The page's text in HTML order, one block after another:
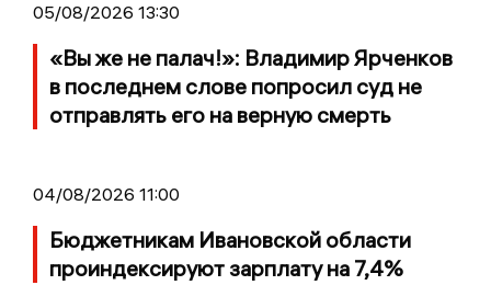
05/08/2026 13:30
«Вы же не палач!»: Владимир Ярченков
в последнем слове попросил суд не
отправлять его на верную смерть
04/08/2026 11:00
Бюджетникам Ивановской области
проиндексируют зарплату на 7,4%